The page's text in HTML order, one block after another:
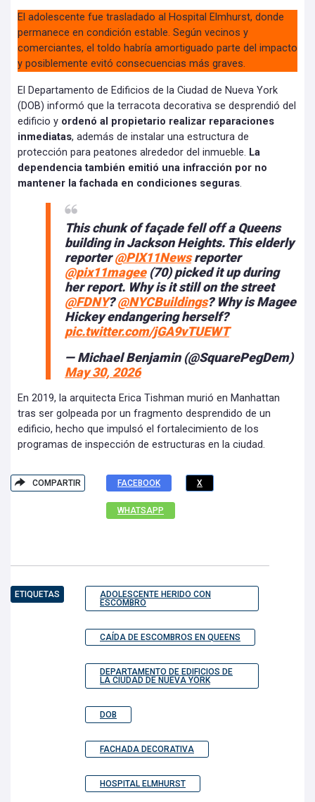
El adolescente fue trasladado al Hospital Elmhurst, donde
permanece en condición estable. Según vecinos y
comerciantes, el toldo habría amortiguado parte del impacto
y posiblemente evitó consecuencias más graves.
El Departamento de Edificios de la Ciudad de Nueva York
(DOB) informó que la terracota decorativa se desprendió del
edificio y ordenó al propietario realizar reparaciones
inmediatas, además de instalar una estructura de
protección para peatones alrededor del inmueble. La
dependencia también emitió una infracción por no
mantener la fachada en condiciones seguras.
This chunk of façade fell off a Queens
building in Jackson Heights. This elderly
reporter@PIX11Newsreporter
@pix11magee(70) picked it up during
her report. Why is it still on the street
@FDNY?@NYCBuildings? Why is Magee
Hickey endangering herself?
pic.twitter.com/jGA9vTUEWT
— Michael Benjamin (@SquarePegDem)
May 30, 2026
En 2019, la arquitecta Erica Tishman murió en Manhattan
tras ser golpeada por un fragmento desprendido de un
edificio, hecho que impulsó el fortalecimiento de los
programas de inspección de estructuras en la ciudad.
COMPARTIR FACEBOOK X
WHATSAPP
ETIQUETAS
ADOLESCENTE HERIDO CON
ESCOMBRO
CAÍDA DE ESCOMBROS EN QUEENS
DEPARTAMENTO DE EDIFICIOS DE
LA CIUDAD DE NUEVA YORK
DOB
FACHADA DECORATIVA
HOSPITAL ELMHURST